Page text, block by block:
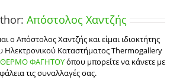
Απόστολος Χαντζής
ο Απόστολος Χαντζής και είμαι ιδιοκτήτης
Ηλεκτρονικού Καταστήματος Thermogallery
ΘΕΡΜΟ ΦΑΓΗΤΟΥόπου μπορείτε να κάνετε με
τις συναλλαγές σας.